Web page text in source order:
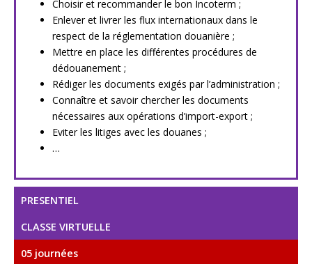
Choisir et recommander le bon Incoterm ;
Enlever et livrer les flux internationaux dans le
respect de la réglementation douanière ;
Mettre en place les différentes procédures de
dédouanement ;
Rédiger les documents exigés par l’administration ;
Connaître et savoir chercher les documents
nécessaires aux opérations d’import-export ;
Eviter les litiges avec les douanes ;
…
PRESENTIEL
CLASSE VIRTUELLE
05 journées